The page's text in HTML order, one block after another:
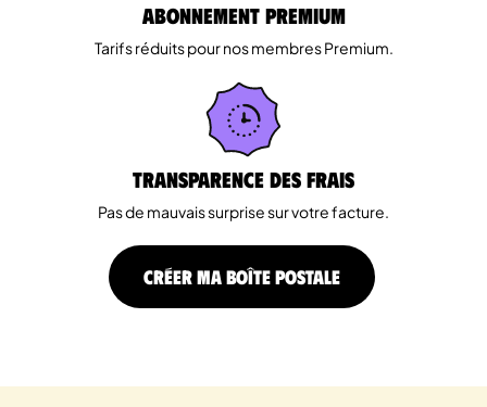
Abonnement Premium
Tarifs réduits pour nos membres Premium.
Transparence des Frais
Pas de mauvais surprise sur votre facture.
CRÉER MA BOÎTE POSTALE